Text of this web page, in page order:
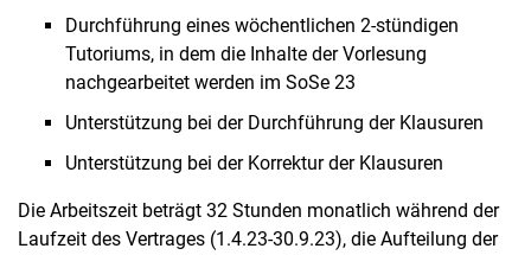
TermineDurchführung eines wöchentlichen 2-stündigen
Tutoriums, in dem die Inhalte der Vorlesung
nachgearbeitet werden im SoSe 23
Unterstützung bei der Durchführung der Klausuren
Unterstützung bei der Korrektur der Klausuren
Die Arbeitszeit beträgt 32 Stunden monatlich während der
Laufzeit des Vertrages (1.4.23-30.9.23), die Aufteilung der